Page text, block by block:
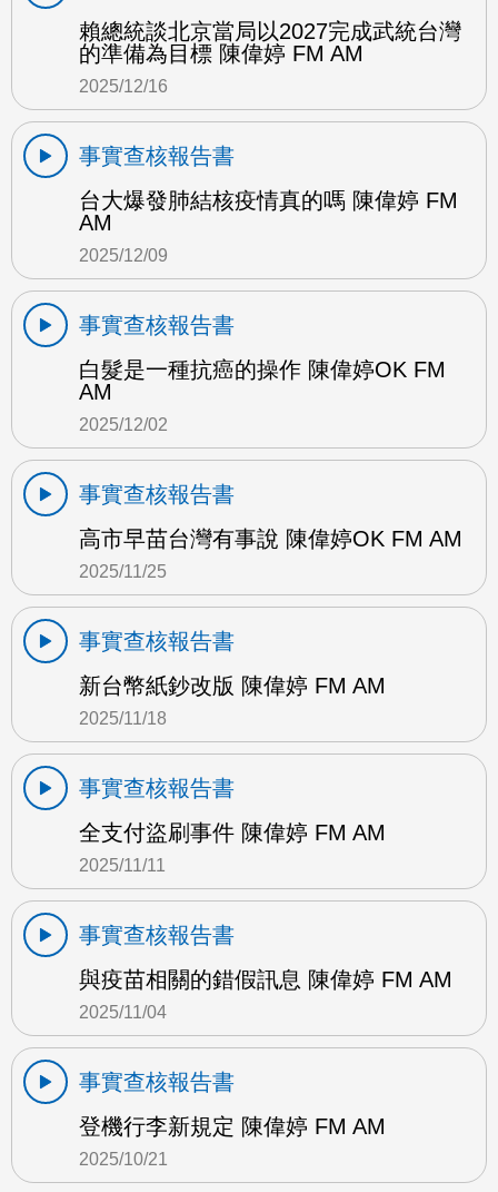
賴總統談北京當局以2027完成武統台灣
的準備為目標 陳偉婷 FM AM
2025/12/16
事實查核報告書
台大爆發肺結核疫情真的嗎 陳偉婷 FM
AM
2025/12/09
事實查核報告書
白髮是一種抗癌的操作 陳偉婷OK FM
AM
2025/12/02
事實查核報告書
高市早苗台灣有事說 陳偉婷OK FM AM
2025/11/25
事實查核報告書
新台幣紙鈔改版 陳偉婷 FM AM
2025/11/18
事實查核報告書
全支付盜刷事件 陳偉婷 FM AM
2025/11/11
事實查核報告書
與疫苗相關的錯假訊息 陳偉婷 FM AM
2025/11/04
事實查核報告書
登機行李新規定 陳偉婷 FM AM
2025/10/21